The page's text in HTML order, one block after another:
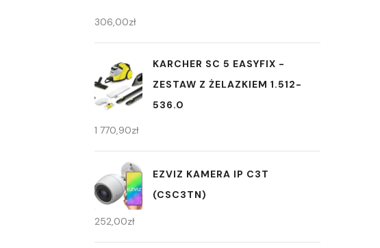
306,00zł
KARCHER SC 5 EASYFIX -
ZESTAW Z ŻELAZKIEM 1.512-
536.0
1 770,90zł
EZVIZ KAMERA IP C3T
(CSC3TN)
252,00zł